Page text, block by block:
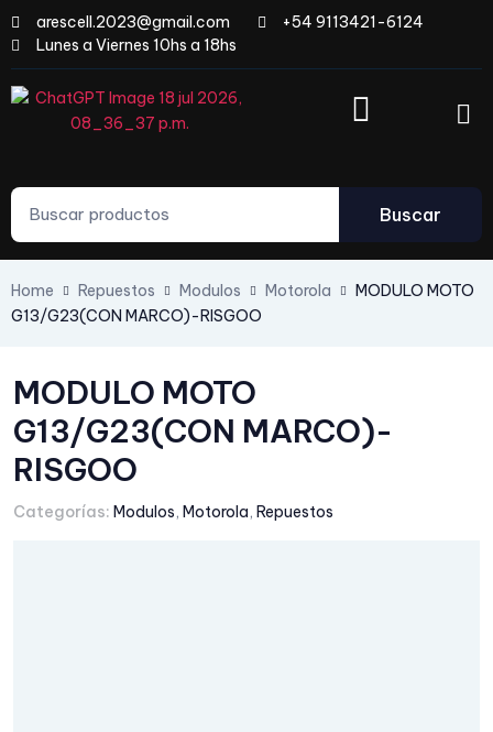
arescell.2023@gmail.com
+54 9113421-6124
Lunes a Viernes 10hs a 18hs
Buscar
Home Repuestos Modulos Motorola
MODULO MOTO
G13/G23(CON MARCO)-RISGOO
MODULO MOTO
G13/G23(CON MARCO)-
RISGOO
Categorías: Modulos, Motorola, Repuestos